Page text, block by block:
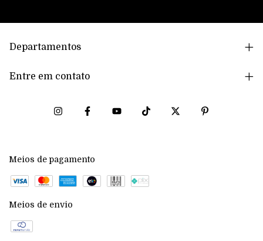
Departamentos
Entre em contato
Meios de pagamento
Meios de envio